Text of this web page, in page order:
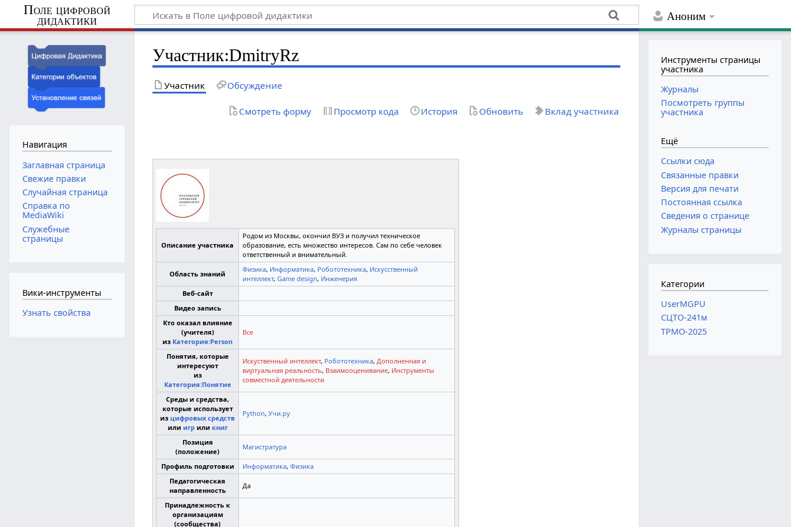
Аноним
Поле цифровой
дидактики
Участник:DmitryRz
Участник Обсуждение
Смотреть форму Просмотр кода История Обновить Вклад участника
Описание участника
Родом из Москвы, окончил ВУЗ и получил техническое
образование, есть множество интересов. Сам по себе человек
ответственный и внимательный.
Область знаний
Физика, Информатика, Робототехника, Искусственный
интеллект, Game design, Инженерия
Веб-сайт
Видео запись
Кто оказал влияние
(учителя)
из Категория:Person
Все
Понятия, которые
интересуют
из
Категория:Понятие
Искуственный интеллект, Робототехника, Дополненная и
виртуальная реальность, Взаимооценивание, Инструменты
совместной деятельности
Среды и средства,
которые использует
изцифровых средств
или игрили книг
Python, Учи.ру
Позиция
(положение)
Магистратура
Профиль подготовки Информатика, Физика
Педагогическая
направленность
Да
Принадлежность к
организациям
(сообщества)
Навигация
Заглавная страница
Свежие правки
Случайная страница
Справка по
MediaWiki
Служебные
страницы
Вики-инструменты
Узнать свойства
Инструменты страницы
участника
Журналы
Посмотреть группы
участника
Ещё
Ссылки сюда
Связанные правки
Версия для печати
Постоянная ссылка
Сведения о странице
Журналы страницы
Категории
UserMGPU
СЦТО-241м
ТРМО-2025